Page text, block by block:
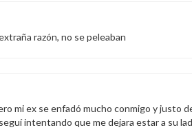
razón, no se peleaban
mi ex se enfadó mucho conmigo y justo
intentando que me dejara estar a su